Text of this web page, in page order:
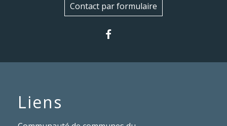
Contact par formulaire
Liens